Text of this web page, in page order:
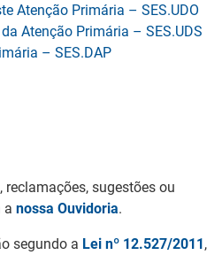
Atenção Primária – SES.UDO
Atenção Primária – SES.UDS
– SES.DAP
reclamações, sugestões ou
a nossa Ouvidoria.
segundo a Lei nº 12.527/2011,